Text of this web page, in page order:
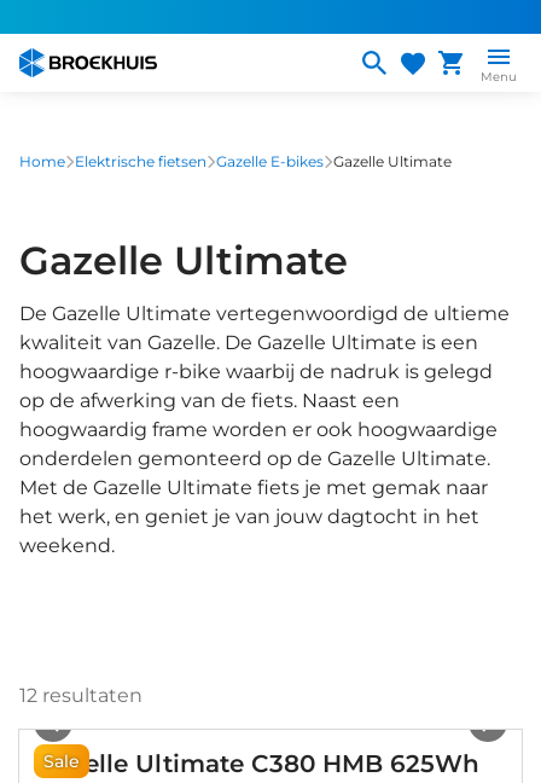
naar
gaan
Menu
Home Elektrische fietsen Gazelle E-bikes Gazelle Ultimate
Gazelle Ultimate
De Gazelle Ultimate vertegenwoordigd de ultieme
kwaliteit van Gazelle. De Gazelle Ultimate is een
hoogwaardige r-bike waarbij de nadruk is gelegd
op de afwerking van de fiets. Naast een
hoogwaardig frame worden er ook hoogwaardige
onderdelen gemonteerd op de Gazelle Ultimate.
Met de Gazelle Ultimate fiets je met gemak naar
het werk, en geniet je van jouw dagtocht in het
weekend.
12 resultaten
Sale
Gazelle Ultimate C380 HMB 625Wh